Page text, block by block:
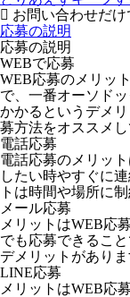
お問い合わせだけ
応募の説明
応募の説明
WEBで応募
WEB応募のメリッ
で、一番オーソド
かかるというデメ
募方法をオススメ
電話応募
電話応募のメリッ
したい時やすぐに
トは時間や場所に
メール応募
メリットはWEB応
でも応募できるこ
デメリットがありま
LINE応募
メリットはWEB応